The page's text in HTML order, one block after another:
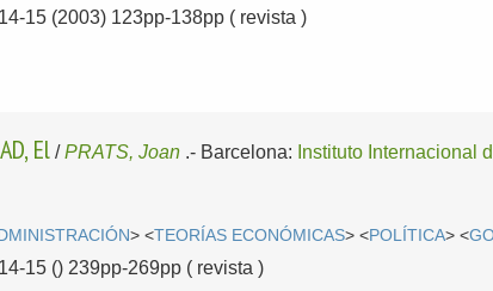
15 (2003) 123pp-138pp ( revista )
El /PRATS, Joan .- Barcelona: Instituto Internacional
> <TEORÍAS ECONÓMICAS> <POLÍTICA> <
15 () 239pp-269pp ( revista )